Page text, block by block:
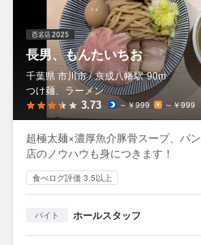
長男、もんたいちお
千葉県 市川市 / 京成八幡駅 90m
つけ麺、ラーメン
3.73 ～￥999 ～￥999
超極太麺×濃厚魚介豚骨スープ、パ
店のノウハウも身につきます！
食べログ評価 3.5以上
バイト ホールスタッフ